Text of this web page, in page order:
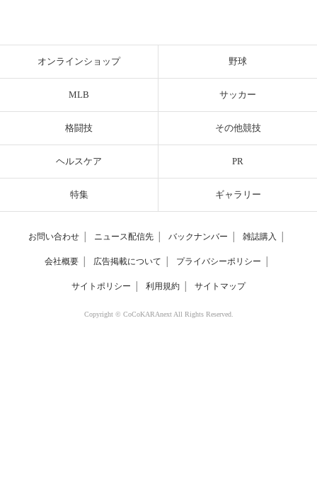
オンラインショップ 野球
MLB サッカー
格闘技 その他競技
ヘルスケア PR
特集 ギャラリー
お問い合わせ ニュース配信先 バックナンバー 雑誌購入
会社概要 広告掲載について プライバシーポリシー
サイトポリシー 利用規約 サイトマップ
Copyright © CoCoKARAnext All Rights Reserved.